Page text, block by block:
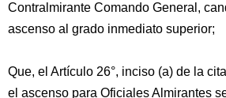
Contralmirante Comando General,
ascenso al grado inmediato superior;
Que, el Artículo 26°, inciso (a) de la
el ascenso para Oficiales Almirantes